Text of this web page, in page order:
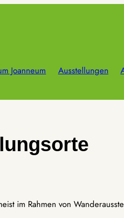
Joanneum Ausstellungen
im Rahmen von